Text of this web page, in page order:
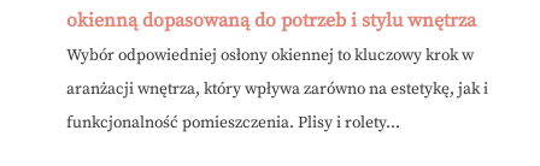
okienną dopasowaną do potrzeb i stylu wnętrza
Wybór odpowiedniej osłony okiennej to kluczowy krok w
aranżacji wnętrza, który wpływa zarówno na estetykę, jak i
funkcjonalność pomieszczenia. Plisy i rolety...